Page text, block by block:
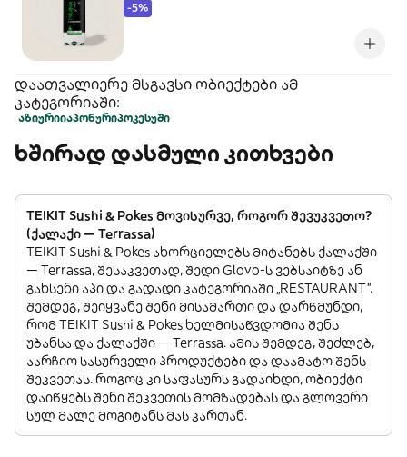
-5%
დაათვალიერე მსგავსი ობიექტები ამ
კატეგორიაში:
აზიურიიაპონურიპოკესუში
ხშირად დასმული კითხვები
TEIKIT Sushi & Pokes მოვისურვე, როგორ შევუკვეთო?
(ქალაქი — Terrassa)
TEIKIT Sushi & Pokes ახორციელებს მიტანებს ქალაქში
— Terrassa, შესაკვეთად, შედი Glovo-ს ვებსაიტზე ან
გახსენი აპი და გადადი კატეგორიაში „RESTAURANT”.
შემდეგ, შეიყვანე შენი მისამართი და დარწმუნდი,
რომ TEIKIT Sushi & Pokes ხელმისაწვდომია შენს
უბანსა და ქალაქში — Terrassa. ამის შემდეგ, შეძლებ,
აარჩიო სასურველი პროდუქტები და დაამატო შენს
შეკვეთას. როგოც კი საფასურს გადაიხდი, ობიექტი
დაიწყებს შენი შეკვეთის მომზადებას და გლოვერი
სულ მალე მოგიტანს მას კართან.